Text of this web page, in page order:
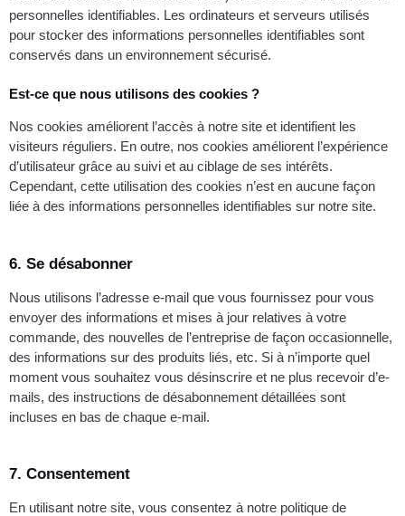
personnelles identifiables. Les ordinateurs et serveurs utilisés
pour stocker des informations personnelles identifiables sont
conservés dans un environnement sécurisé.
Est-ce que nous utilisons des cookies ?
Nos cookies améliorent l’accès à notre site et identifient les
visiteurs réguliers. En outre, nos cookies améliorent l’expérience
d’utilisateur grâce au suivi et au ciblage de ses intérêts.
Cependant, cette utilisation des cookies n’est en aucune façon
liée à des informations personnelles identifiables sur notre site.
6. Se désabonner
Nous utilisons l’adresse e-mail que vous fournissez pour vous
envoyer des informations et mises à jour relatives à votre
commande, des nouvelles de l’entreprise de façon occasionnelle,
des informations sur des produits liés, etc. Si à n’importe quel
moment vous souhaitez vous désinscrire et ne plus recevoir d’e-
mails, des instructions de désabonnement détaillées sont
incluses en bas de chaque e-mail.
7. Consentement
En utilisant notre site, vous consentez à notre politique de